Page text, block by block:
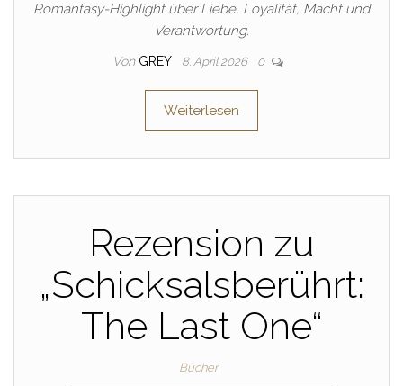
Romantasy-Highlight über Liebe, Loyalität, Macht und
Verantwortung.
Von GREY 8. April 2026 0
Weiterlesen
Rezension zu
„Schicksalsberührt:
The Last One“
Bücher